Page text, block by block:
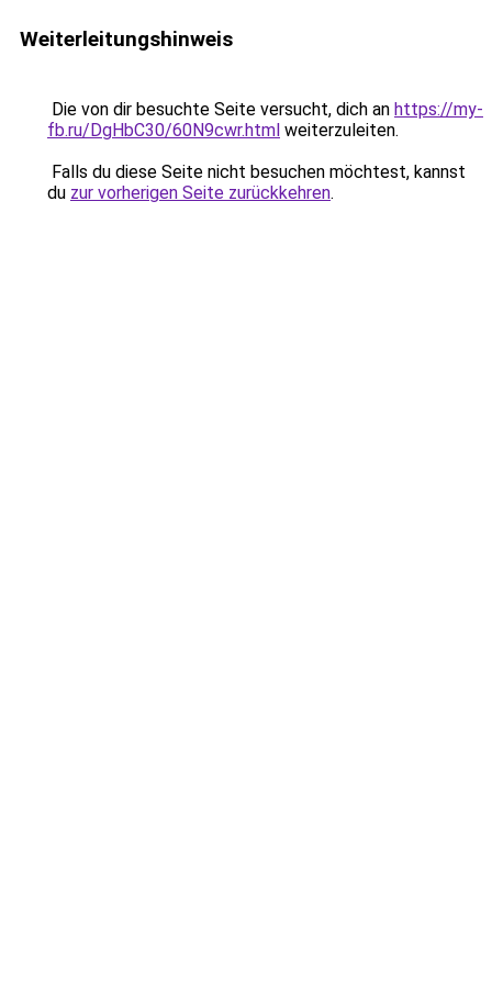
Weiterleitungshinweis
Die von dir besuchte Seite versucht, dich an https://my-
fb.ru/DgHbC30/60N9cwr.html weiterzuleiten.
Falls du diese Seite nicht besuchen möchtest, kannst
du zur vorherigen Seite zurückkehren.